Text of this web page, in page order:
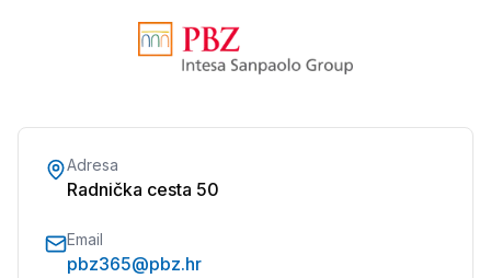
Adresa
Radnička cesta 50
Email
pbz365@pbz.hr